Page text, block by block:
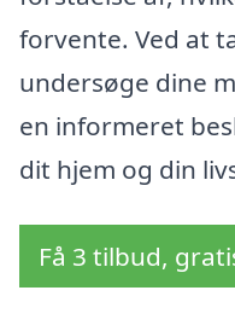
forvente. Ved at
undersøge dine
en informeret
dit hjem og din
Få 3 tilbud,